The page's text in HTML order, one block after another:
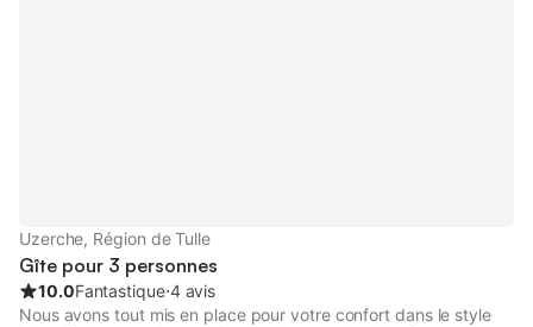
Uzerche, Région de Tulle
Gîte pour 3 personnes
10.0Fantastique⋅4 avis
Nous avons tout mis en place pour votre confort dans le style